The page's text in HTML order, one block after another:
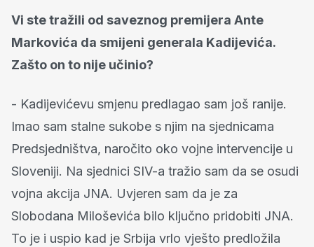
Vi ste tražili od saveznog premijera Ante
Markovića da smijeni generala Kadijevića.
Zašto on to nije učinio?
- Kadijevićevu smjenu predlagao sam još ranije.
Imao sam stalne sukobe s njim na sjednicama
Predsjedništva, naročito oko vojne intervencije u
Sloveniji. Na sjednici SIV-a tražio sam da se osudi
vojna akcija JNA. Uvjeren sam da je za
Slobodana Miloševića bilo ključno pridobiti JNA.
To je i uspio kad je Srbija vrlo vješto predložila